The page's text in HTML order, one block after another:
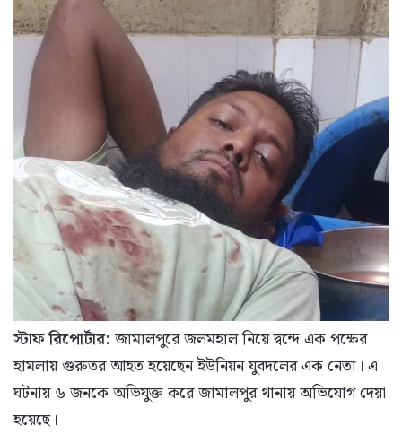
স্টাফ রিপোর্টার: জামালপুরে জলমহাল নিয়ে দ্বন্দে এক পক্ষের
হামলায় গুরুতর আহত হয়েছেন ইউনিয়ন যুবদলের এক নেতা। এ
ঘটনায় ৬ জনকে অভিযুক্ত করে জামালপুর থানায় অভিযোগ দেয়া
হয়েছে।